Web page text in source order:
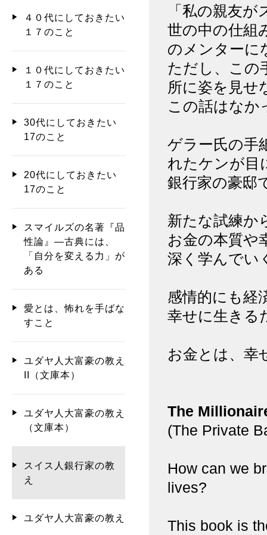
「私の親友
世の中の仕組
のメンターに
ただし、この
所に姿を見せ
この話はなか
ゲラー氏の手
れたケンが目
銀行家の豪
新たな試練か
お金の本質や
深く学んでい
感情的にも経
幸せに生きる
お金とは、幸
The
(The Private
How can we
lives?
This book is
４０代にしておきたい
１７のこと
１０代にしておきたい
１７のこと
30代にしておきたい
17のこと
20代にしておきたい
17のこと
スマイルズの名著『品
性論』―古典には、
「自分を変える力」が
ある
愛とは、怖れを手ばな
すこと
ユダヤ人大富豪の教え
II（文庫本）
ユダヤ人大富豪の教え
（文庫本）
スイス人銀行家の教
え
ユダヤ人大富豪の教え